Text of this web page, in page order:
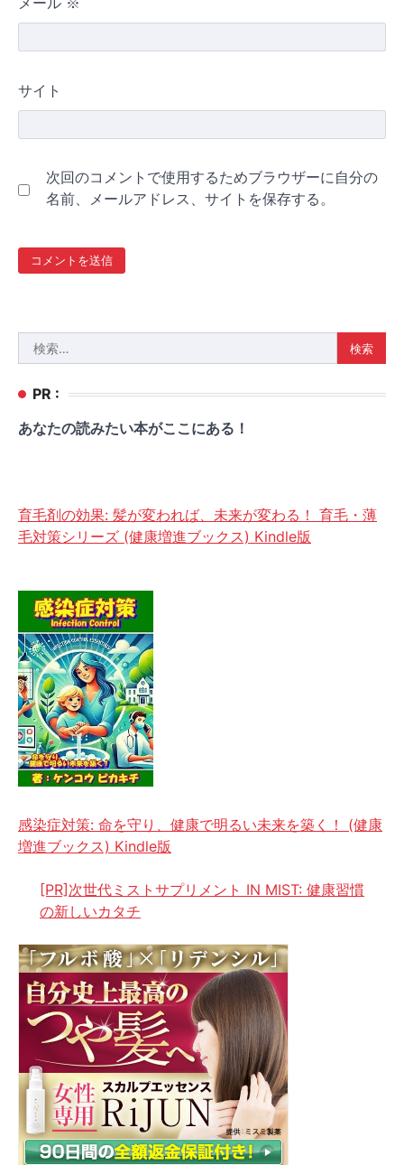
サイト
次回のコメントで使用するためブラウザーに自分の
名前、メールアドレス、サイトを保存する。
索:
PR :
あなたの読みたい本がここにある！
育毛剤の効果: 髪が変われば、未来が変わる！ 育毛・薄
毛対策シリーズ (健康増進ブックス) Kindle版
感染症対策: 命を守り、健康で明るい未来を築く！ (健康
増進ブックス) Kindle版
[PR]次世代ミストサプリメント IN MIST: 健康習慣
の新しいカタチ